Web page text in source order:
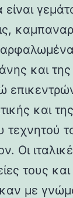
είναι
και
και της
Οι
τους
με